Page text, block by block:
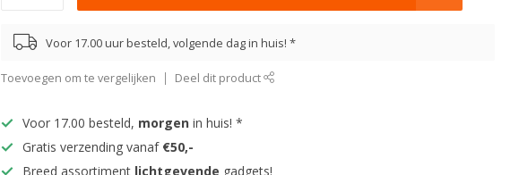
Voor 17.00 uur besteld, volgende dag in huis! *
Toevoegen om te vergelijken Deel dit product
Voor 17.00 besteld, morgen in huis! *
Gratis verzending vanaf €50,-
Breed assortiment lichtgevende gadgets!